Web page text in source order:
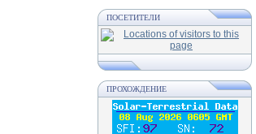
ПОСЕТИТЕЛИ
ПРОХОЖДЕНИЕ